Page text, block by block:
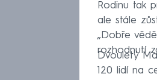
Rodinu tak
ale stále
„Dobře
rozhodnutí
Dvouletý
120 lidí na